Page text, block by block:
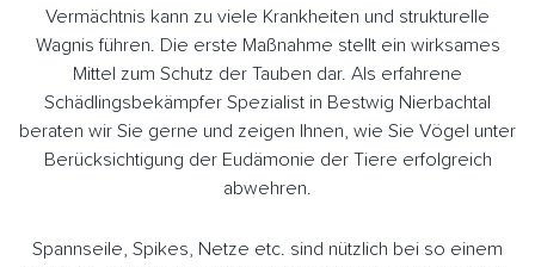
Vermächtnis kann zu viele Krankheiten und strukturelle
Wagnis führen. Die erste Maßnahme stellt ein wirksames
Mittel zum Schutz der Tauben dar. Als erfahrene
Schädlingsbekämpfer Spezialist in Bestwig Nierbachtal
beraten wir Sie gerne und zeigen Ihnen, wie Sie Vögel unter
Berücksichtigung der Eudämonie der Tiere erfolgreich
abwehren.
Spannseile, Spikes, Netze etc. sind nützlich bei so einem